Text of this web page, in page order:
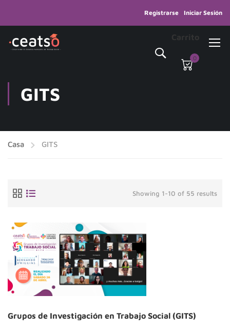
Registrarse Iniciar Sesión
Carrito
0
GITS
Casa GITS
Showing 1-10 of 55 results
Grupos de Investigación en Trabajo Social (GITS)